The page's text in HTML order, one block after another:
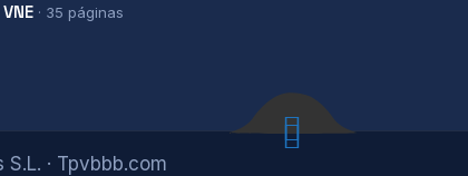
· 35 páginas
· Tpvbbb.com